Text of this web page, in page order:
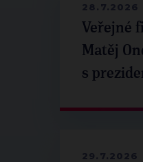
28.7.2026
Veřejné
Matěj
s
29.7.2026